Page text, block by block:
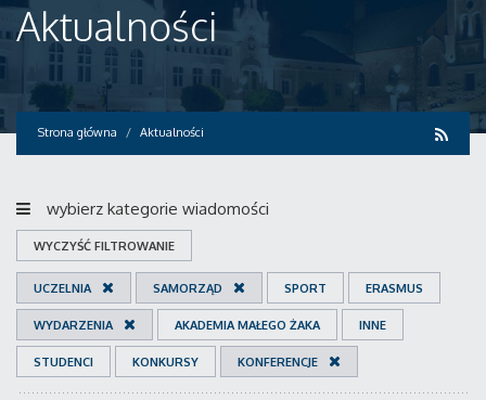
Aktualności
Strona główna Aktualności
wybierz kategorie wiadomości
WYCZYŚĆ FILTROWANIE
UCZELNIA SAMORZĄD SPORT ERASMUS
WYDARZENIA AKADEMIA MAŁEGO ŻAKA INNE
STUDENCI KONKURSY KONFERENCJE